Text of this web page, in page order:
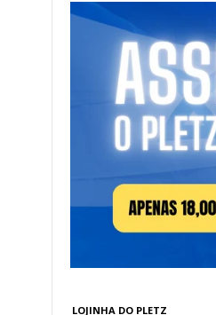
LOJINHA DO PLETZ